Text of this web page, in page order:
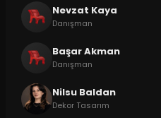
Nevzat Kaya
Danışman
Başar Akman
Danışman
Nilsu Baldan
Dekor Tasarım